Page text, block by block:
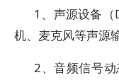
1、声源设备（
机、麦克风等声源
2、音频信号